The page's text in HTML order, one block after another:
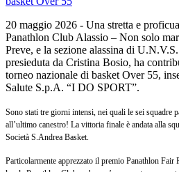
20 maggio 2026 - Una stretta e
Panathlon Club Alassio – Non solo
Preve, e la sezione alassina di
presieduta da Cristina Bosio, ha
torneo nazionale di basket Over 55,
Salute S.p.A. “I DO SPORT”.
Sono stati tre giorni intensi, nei quali le sei squadre
all’ultimo canestro! La vittoria finale è andata alla
Società S.Andrea Basket.
Particolarmente apprezzato il premio Panathlon Fair